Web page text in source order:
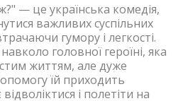
— це українська комедія,
важливих суспільних
гумору і легкості.
головної героїні, яка
життям, але дуже
їй приходить
і полетіти на